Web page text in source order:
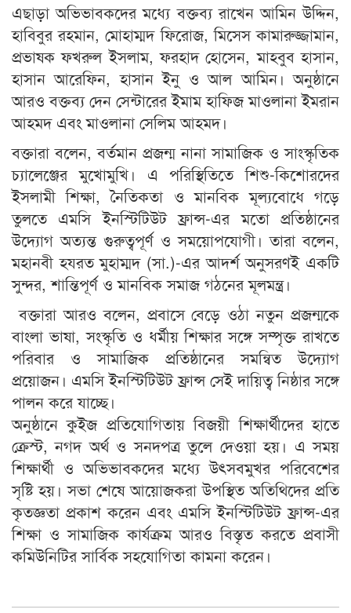
এছাড়া অভিভাবকদের মধ্যে বক্তব্য রাখেন আমিন উদ্দিন,
হাবিবুর রহমান, মোহাম্মদ ফিরোজ, মিসেস কামারুজ্জামান,
প্রভাষক ফখরুল ইসলাম, ফরহাদ হোসেন, মাহবুব হাসান,
হাসান আরেফিন, হাসান ইনু ও আল আমিন। অনুষ্ঠানে
আরও বক্তব্য দেন সেন্টারের ইমাম হাফিজ মাওলানা ইমরান
আহমদ এবং মাওলানা সেলিম আহমদ।
বক্তারা বলেন, বর্তমান প্রজন্ম নানা সামাজিক ও সাংস্কৃতিক
চ্যালেঞ্জের মুখোমুখি। এ পরিস্থিতিতে শিশু-কিশোরদের
ইসলামী শিক্ষা, নৈতিকতা ও মানবিক মূল্যবোধে গড়ে
তুলতে এমসি ইনস্টিটিউট ফ্রান্স-এর মতো প্রতিষ্ঠানের
উদ্যোগ অত্যন্ত গুরুত্বপূর্ণ ও সময়োপযোগী। তারা বলেন,
মহানবী হযরত মুহাম্মদ (সা.)-এর আদর্শ অনুসরণই একটি
সুন্দর, শান্তিপূর্ণ ও মানবিক সমাজ গঠনের মূলমন্ত্র।
বক্তারা আরও বলেন, প্রবাসে বেড়ে ওঠা নতুন প্রজন্মকে
বাংলা ভাষা, সংস্কৃতি ও ধর্মীয় শিক্ষার সঙ্গে সম্পৃক্ত রাখতে
পরিবার ও সামাজিক প্রতিষ্ঠানের সমন্বিত উদ্যোগ
প্রয়োজন। এমসি ইনস্টিটিউট ফ্রান্স সেই দায়িত্ব নিষ্ঠার সঙ্গে
পালন করে যাচ্ছে।
অনুষ্ঠানে কুইজ প্রতিযোগিতায় বিজয়ী শিক্ষার্থীদের হাতে
ক্রেস্ট, নগদ অর্থ ও সনদপত্র তুলে দেওয়া হয়। এ সময়
শিক্ষার্থী ও অভিভাবকদের মধ্যে উৎসবমুখর পরিবেশের
সৃষ্টি হয়। সভা শেষে আয়োজকরা উপস্থিত অতিথিদের প্রতি
কৃতজ্ঞতা প্রকাশ করেন এবং এমসি ইনস্টিটিউট ফ্রান্স-এর
শিক্ষা ও সামাজিক কার্যক্রম আরও বিস্তৃত করতে প্রবাসী
কমিউনিটির সার্বিক সহযোগিতা কামনা করেন।